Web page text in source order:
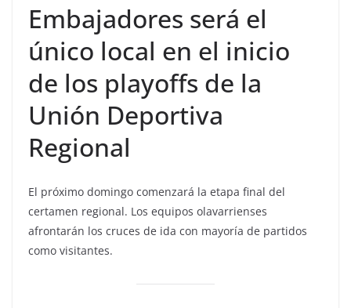
Embajadores será el
único local en el inicio
de los playoffs de la
Unión Deportiva
Regional
El próximo domingo comenzará la etapa final del
certamen regional. Los equipos olavarrienses
afrontarán los cruces de ida con mayoría de partidos
como visitantes.